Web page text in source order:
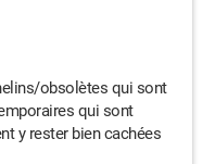
obsolètes qui sont
qui sont
y rester bien cachées